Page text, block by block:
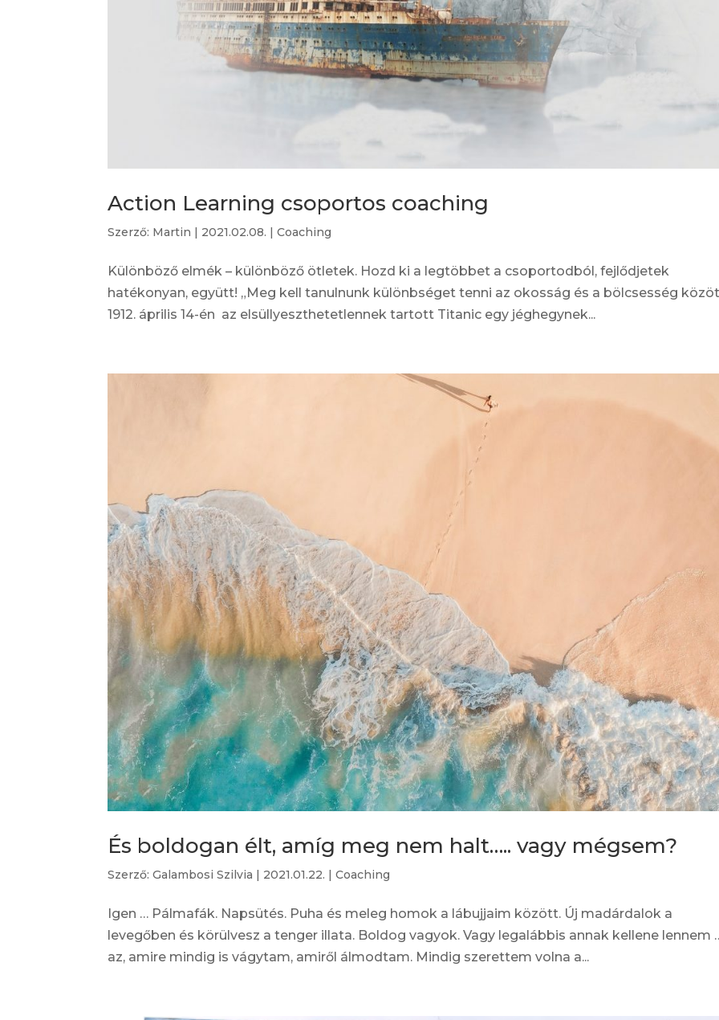
Action Learning csoportos coaching
Szerző: Martin | 2021.02.08. |Coaching
Különböző elmék – különböző ötletek. Hozd ki a legtöbbet a csoportodból, fejlődjetek
hatékonyan, együtt! „Meg kell tanulnunk különbséget tenni az okosság és a bölcsesség
1912. április 14-én az elsüllyeszthetetlennek tartott Titanic egy jéghegynek...
És boldogan élt, amíg meg nem halt….. vagy mégsem?
Szerző:Galambosi Szilvia | 2021.01.22. |Coaching
Igen … Pálmafák. Napsütés. Puha és meleg homok a lábujjaim között. Új madárdalok a
levegőben és körülvesz a tenger illata. Boldog vagyok. Vagy legalábbis annak kellene lennem
az, amire mindig is vágytam, amiről álmodtam. Mindig szerettem volna a...